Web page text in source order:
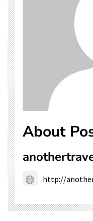
About
http://